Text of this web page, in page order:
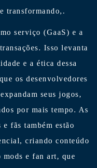
transformando,.
serviço (GaaS) e a
Isso levanta
e a ética dessa
os desenvolvedores
seus jogos,
por mais tempo. As
fãs também estão
criando conteúdo
mods e fan art, que